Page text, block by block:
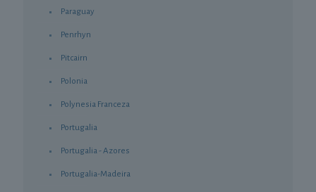
Paraguay
Penrhyn
Pitcairn
Polonia
Polynesia Franceza
Portugalia
Portugalia - Azores
Portugalia-Madeira